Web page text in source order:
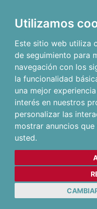
Utilizamos
Este sitio web utiliza
de seguimiento para
navegación con los
la funcionalidad
una mejor
interés en nuestros
personalizar las
mostrar anuncios
usted.